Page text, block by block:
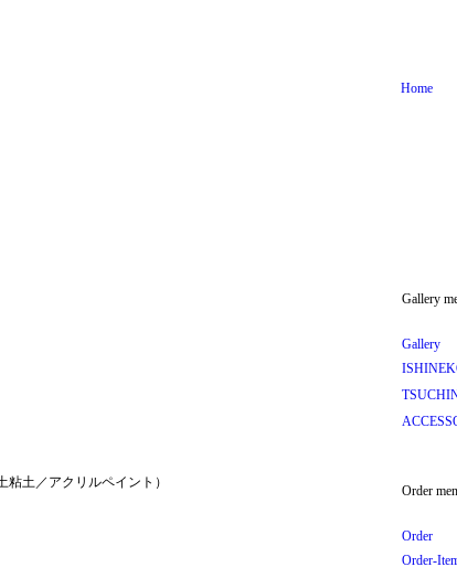
Home
土／アクリルペイント）
Gallery
Gallery
Order
Order
Order-